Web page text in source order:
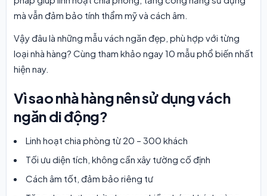
mà vẫn đảm bảo tính thẩm mỹ và cách âm.
Vậy đâu là những mẫu vách ngăn đẹp, phù hợp với từng
loại nhà hàng? Cùng tham khảo ngay 10 mẫu phổ biến nhất
hiện nay.
Vì sao nhà hàng nên sử dụng vách
ngăn di động?
Linh hoạt chia phòng từ 20 – 300 khách
Tối ưu diện tích, không cần xây tường cố định
Cách âm tốt, đảm bảo riêng tư